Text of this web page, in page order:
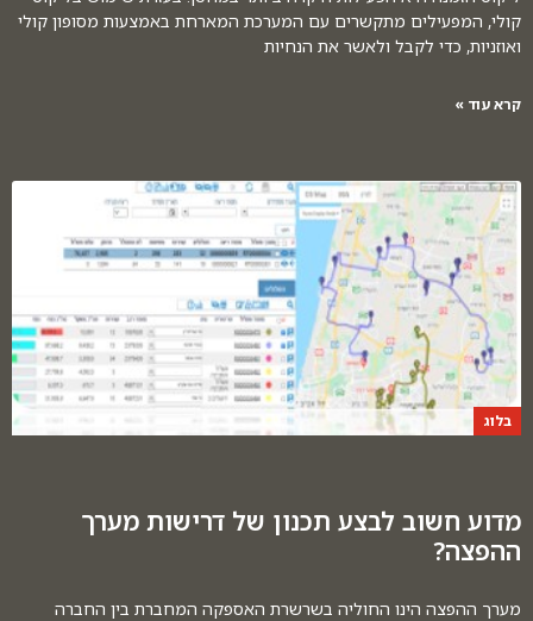
קולי, המפעילים מתקשרים עם המערכת המארחת באמצעות מסופון קולי
ואוזניות, כדי לקבל ולאשר את הנחיות
קרא עוד »
בלוג
מדוע חשוב לבצע תכנון של דרישות מערך
ההפצה?
מערך ההפצה הינו החוליה בשרשרת האספקה המחברת בין החברה